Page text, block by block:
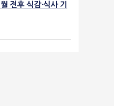
전후 식감·식사 기